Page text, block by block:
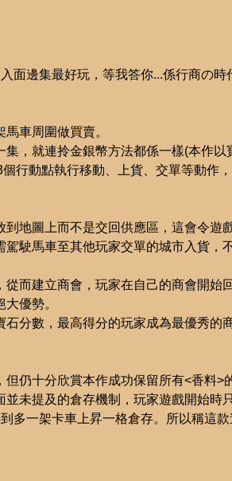
面邊集最好玩，等我答你...係行商の時
車周圍做買賣。
，就連拎金銀幣方法都係一樣(本作以
行動點執行移動、上貨、交單等動作
地圖上而不是交回供應區，這會令遊
駛馬車至其他玩家交單的城市入貨，
而建立商會，玩家在自己的商會開始
優勢。
分數，最高得分的玩家成為最優秀的
仍十分欣賞本作成功保留所有<香料>
未提及的倉存機制，玩家遊戲開始時
多一架卡車上昇一格倉存。所以稱這款